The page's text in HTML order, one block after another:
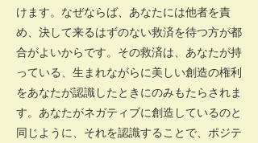
けます。なぜならば、あなたには他者を責
め、決して来るはずのない救済を待つ方が都
合がよいからです。その救済は、あなたが持
っている、生まれながらに美しい創造の権利
をあなたが認識したときにのみもたらされま
す。あなたがネガティブに創造しているのと
同じように、それを認識することで、ポジテ